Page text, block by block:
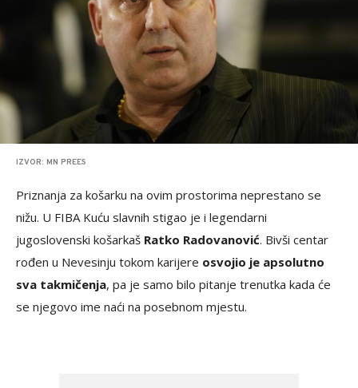
IZVOR: MN PREES
Priznanja za košarku na ovim prostorima neprestano se
nižu. U FIBA Kuću slavnih stigao je i legendarni
jugoslovenski košarkaš Ratko Radovanović. Bivši centar
rođen u Nevesinju tokom karijere osvojio je apsolutno
sva takmičenja, pa je samo bilo pitanje trenutka kada će
se njegovo ime naći na posebnom mjestu.